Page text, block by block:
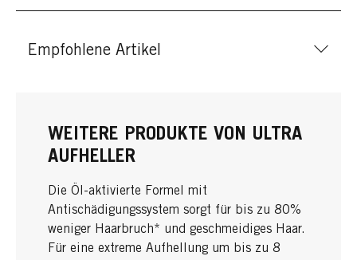
Empfohlene Artikel
WEITERE PRODUKTE VON ULTRA
AUFHELLER
Die Öl-aktivierte Formel mit
Antischädigungssystem sorgt für bis zu 80%
weniger Haarbruch* und geschmeidiges Haar.
Für eine extreme Aufhellung um bis zu 8